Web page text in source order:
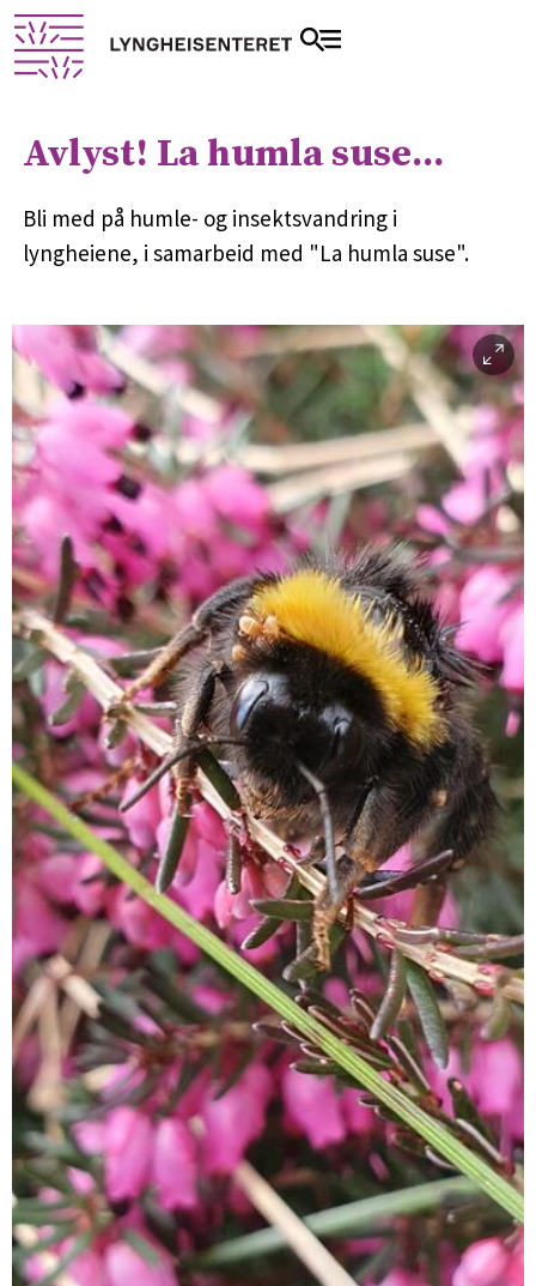
Avlyst! La humla suse...
Bli med på humle- og insektsvandring i
lyngheiene, i samarbeid med "La humla suse".